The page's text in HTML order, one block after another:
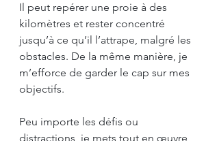
Il peut repérer une proie à des
kilomètres et rester concentré
jusqu’à ce qu’il l’attrape, malgré les
obstacles. De la même manière, je
m’efforce de garder le cap sur mes
objectifs.
Peu importe les défis ou
distractions, je mets tout en œuvre